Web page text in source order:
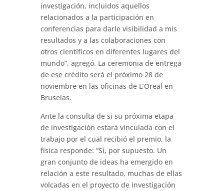
investigación, incluidos aquellos
relacionados a la participación en
conferencias para darle visibilidad a mis
resultados y a las colaboraciones con
otros científicos en diferentes lugares del
mundo”, agregó. La ceremonia de entrega
de ese crédito será el próximo 28 de
noviembre en las oficinas de L’Oreal en
Bruselas.
Ante la consulta de si su próxima etapa
de investigación estará vinculada con el
trabajo por el cual recibió el premio, la
física responde: “Sí, por supuesto. Un
gran conjunto de ideas ha emergido en
relación a este resultado, muchas de ellas
volcadas en el proyecto de investigación